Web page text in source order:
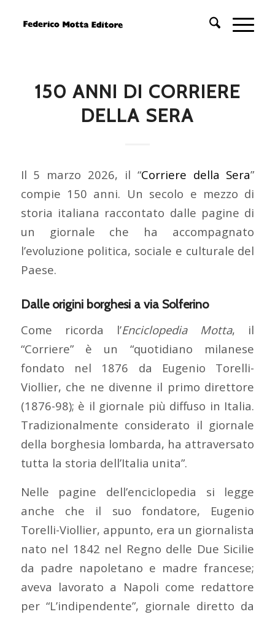
150 ANNI DI CORRIERE
DELLA SERA
Il 5 marzo 2026, il “Corriere della Sera”
compie 150 anni. Un secolo e mezzo di
storia italiana raccontato dalle pagine di
un giornale che ha accompagnato
l’evoluzione politica, sociale e culturale del
Paese.
Dalle origini borghesi a via Solferino
Come ricorda l’Enciclopedia Motta, il
“Corriere” è un “quotidiano milanese
fondato nel 1876 da Eugenio Torelli-
Viollier, che ne divenne il primo direttore
(1876-98); è il giornale più diffuso in Italia.
Tradizionalmente considerato il giornale
della borghesia lombarda, ha attraversato
tutta la storia dell’Italia unita”.
Nelle pagine dell’enciclopedia si legge
anche che il suo fondatore, Eugenio
Torelli-Viollier, appunto, era un giornalista
nato nel 1842 nel Regno delle Due Sicilie
da padre napoletano e madre francese;
aveva lavorato a Napoli come redattore
per “L’indipendente”, giornale diretto da